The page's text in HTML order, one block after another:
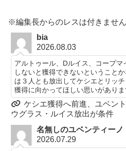
※編集長からのレスは付きません
bia
2026.08.03
アルトゥール、Dルイス、コープマ
しないと獲得できないということ
は３人とも放出してケシエとリッチ
獲得に向かってほしい思いがありま
ケシエ獲得へ前進、ユベン
ウグラス・ルイス放出が条件
名無しのユベンティーノ
2026.07.29